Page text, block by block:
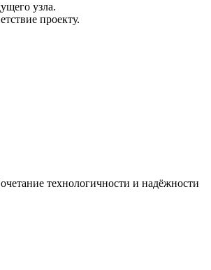
узла.
проекту.
технологичности и надёжности